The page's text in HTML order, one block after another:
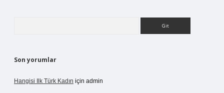
Son yorumlar
Hangisi Ilk Türk Kadın için admin